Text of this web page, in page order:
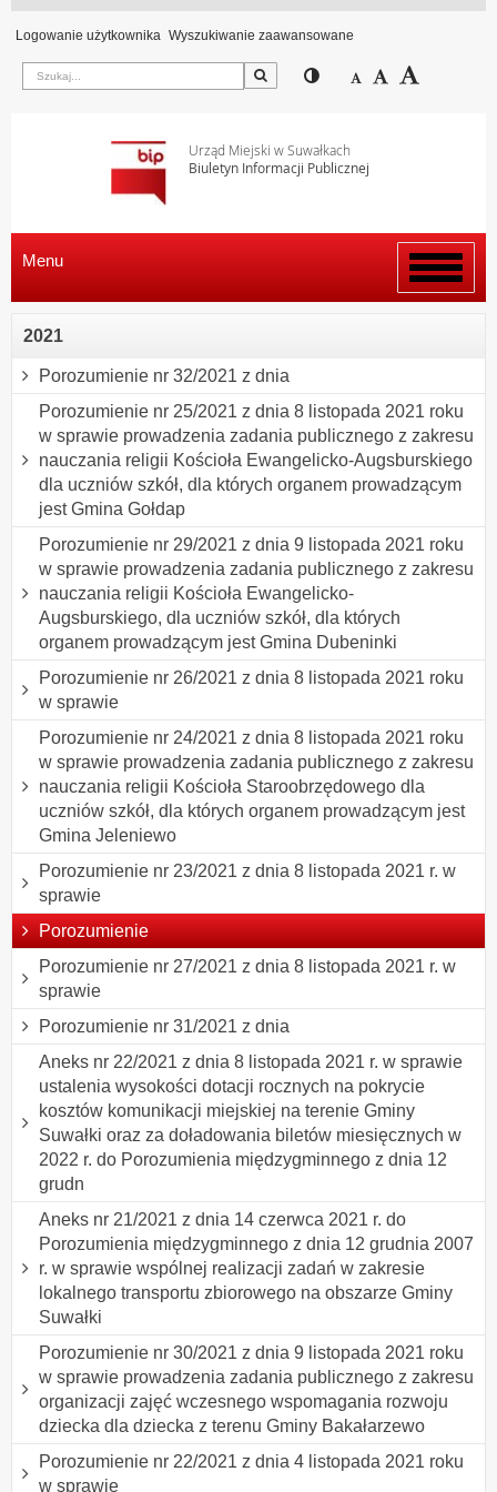
Logowanie użytkownika Wyszukiwanie zaawansowane
Szukaj Przełącz pomiędzy
Zmniejsz
Domyślny
Urząd Miejski w Suwałkach
Biuletyn Informacji Publicznej
Włącz
menu
Menu
2021
Porozumienie nr 32/2021 z dnia
Porozumienie nr 25/2021 z dnia 8 listopada 2021 roku
w sprawie prowadzenia zadania publicznego z zakresu
nauczania religii Kościoła Ewangelicko-Augsburskiego
dla uczniów szkół, dla których organem prowadzącym
jest Gmina Gołdap
Porozumienie nr 29/2021 z dnia 9 listopada 2021 roku
w sprawie prowadzenia zadania publicznego z zakresu
nauczania religii Kościoła Ewangelicko-
Augsburskiego, dla uczniów szkół, dla których
organem prowadzącym jest Gmina Dubeninki
Porozumienie nr 26/2021 z dnia 8 listopada 2021 roku
w sprawie
Porozumienie nr 24/2021 z dnia 8 listopada 2021 roku
w sprawie prowadzenia zadania publicznego z zakresu
nauczania religii Kościoła Staroobrzędowego dla
uczniów szkół, dla których organem prowadzącym jest
Gmina Jeleniewo
Porozumienie nr 23/2021 z dnia 8 listopada 2021 r. w
sprawie
Porozumienie
Porozumienie nr 27/2021 z dnia 8 listopada 2021 r. w
sprawie
Porozumienie nr 31/2021 z dnia
Aneks nr 22/2021 z dnia 8 listopada 2021 r. w sprawie
ustalenia wysokości dotacji rocznych na pokrycie
kosztów komunikacji miejskiej na terenie Gminy
Suwałki oraz za doładowania biletów miesięcznych w
2022 r. do Porozumienia międzygminnego z dnia 12
grudn
Aneks nr 21/2021 z dnia 14 czerwca 2021 r. do
Porozumienia międzygminnego z dnia 12 grudnia 2007
r. w sprawie wspólnej realizacji zadań w zakresie
lokalnego transportu zbiorowego na obszarze Gminy
Suwałki
Porozumienie nr 30/2021 z dnia 9 listopada 2021 roku
w sprawie prowadzenia zadania publicznego z zakresu
organizacji zajęć wczesnego wspomagania rozwoju
dziecka dla dziecka z terenu Gminy Bakałarzewo
Porozumienie nr 22/2021 z dnia 4 listopada 2021 roku
w sprawie